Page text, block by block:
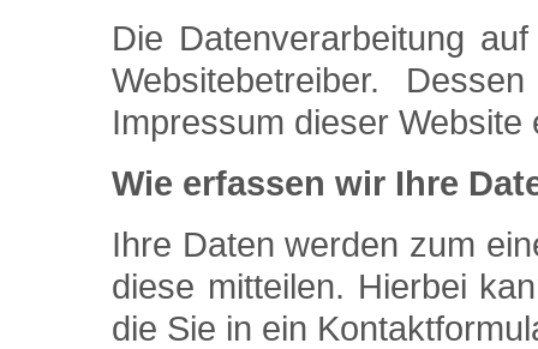
Die Datenverarbeitung
Websitebetreiber.
Impressum dieser Website
Wie erfassen wir Ihre
Ihre Daten werden zum
diese mitteilen. Hierbei
die Sie in ein